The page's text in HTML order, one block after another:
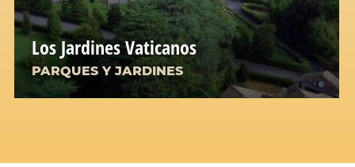
Los Jardines Vaticanos
PARQUES Y JARDINES